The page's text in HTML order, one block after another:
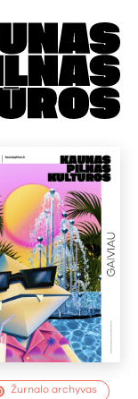
Žurnalo archyvas